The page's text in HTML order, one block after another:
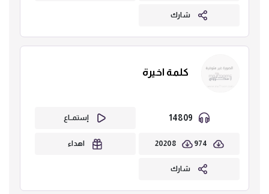
شارك
كلمة اخيرة
إستمــاع
974
20208 اهداء
شارك